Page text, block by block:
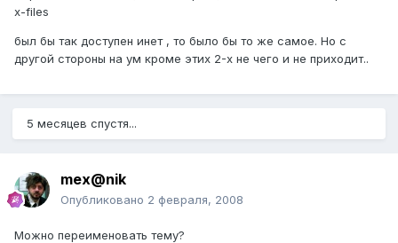
x-files
был бы так доступен инет , то было бы то же самое. Но с
другой стороны на ум кроме этих 2-х не чего и не приходит..
5 месяцев спустя...
mex@nik
Опубликовано 2 февраля, 2008
Можно переименовать тему?